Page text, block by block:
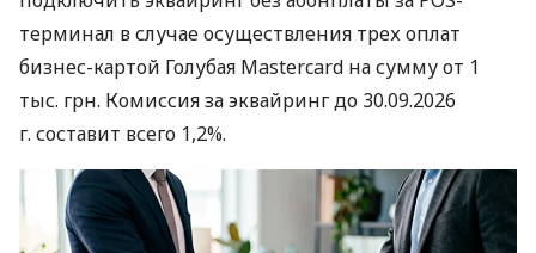
терминал в случае осуществления трех оплат
бизнес-картой Голубая Mastercard на сумму от 1
тыс. грн. Комиссия за эквайринг до 30.09.2026
г. составит всего 1,2%.